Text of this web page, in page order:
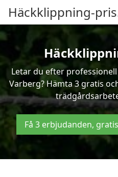
Häckklippning-
Letar du efter
Varberg? Hämta 3 gratis
Få 3 erbjudanden,